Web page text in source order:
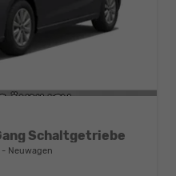
Schaltgetriebe
Neuwagen